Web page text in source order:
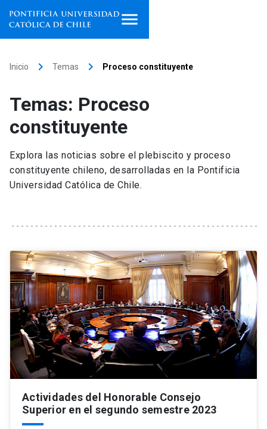
Facultades, escuelas e
institutos
Investigación
Internacionalización launch
Universidad
Información para keyboard_arrow_down
Futuros estudiantes
Estudiantes
Académicos
Personal
Go to english site launch
ACCESOS DIRECTOS
Mi Cuenta UC launch
Inicio keyboard_arrow_right Temas keyboard_arrow_right Proceso constituyente
Temas: Proceso
constituyente
Explora las noticias sobre el plebiscito y proceso
constituyente chileno, desarrolladas en la Pontificia
Universidad Católica de Chile.
Actividades del Honorable Consejo
Superior en el segundo semestre 2023